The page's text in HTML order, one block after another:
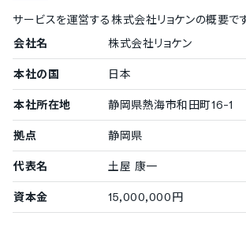
シングルサインオン
対応言語
中国語
デンマーク語
英語
フランス語
ドイツ語
韓国語
ノルウェー語
サービスを運営する株式会社リョケンの概要です
会社名
株式会社リョケン
本社の国 日本
本社所在地 静岡県熱海市和田町16-1
拠点 静岡県
代表名 土屋 康一
資本金 15,000,000円